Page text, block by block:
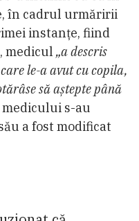
în cadrul urmăririi
instanțe, fiind
medicul „a descris
le-a avut cu copila,
să aștepte până
s-au
a fost modificat